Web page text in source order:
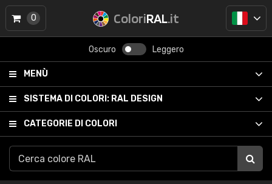
ColoriRAL.it
Oscuro Leggero
MENÙ
SISTEMA DI COLORI: RAL DESIGN
CATEGORIE DI COLORI
0